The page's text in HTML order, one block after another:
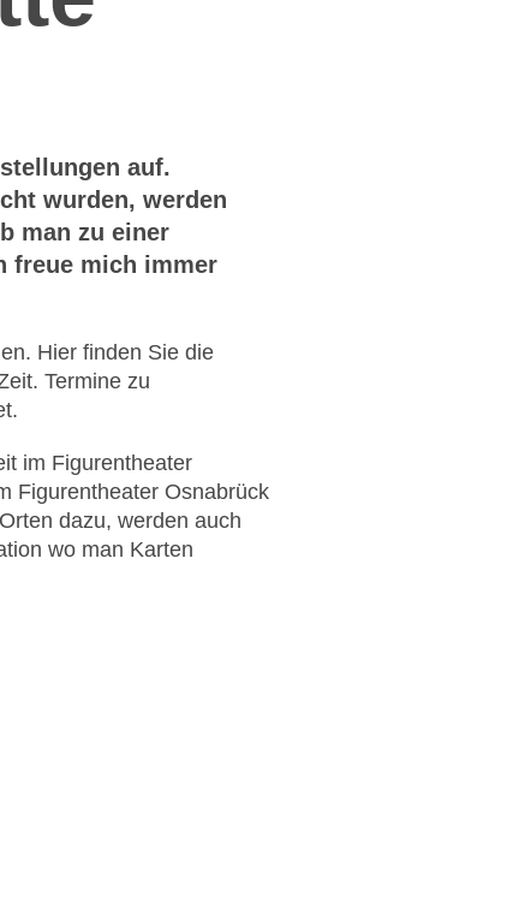
auf.
wurden, werden
man zu einer
freue mich immer
Hier finden Sie die
Termine zu
im Figurentheater
Figurentheater Osnabrück
dazu, werden auch
wo man Karten